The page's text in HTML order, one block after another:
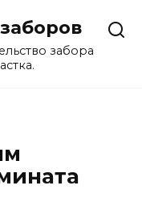
забора